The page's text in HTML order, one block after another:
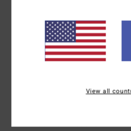
Construction :construction
Visière :visière incurvée
Fermeture :fermeture
Traçabilité du produit (Loi Agec)
Livraison & Retours
View all